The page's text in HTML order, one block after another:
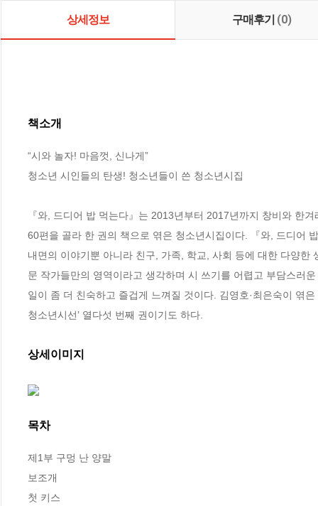
상세정보 구매후기 (0)
책소개
“시와 놀자! 마음껏, 신나게”
청소년 시인들의 탄생! 청소년들이 쓴 청소년시집
『와, 드디어 밥 먹는다』는 2013년부터 2017년까지 창비와 한
60편을 골라 한 권의 책으로 엮은 청소년시집이다. 『와, 드디어
내면의 이야기뿐 아니라 친구, 가족, 학교, 사회 등에 대한 다양
문 작가들만의 영역이라고 생각하며 시 쓰기를 어렵고 부담스러
일이 좀 더 친숙하고 즐겁게 느껴질 것이다. 김영호·최은숙이 엮
청소년시선’ 열다섯 번째 권이기도 하다.
상세이미지
목차
제1부 구멍 난 양말
보조개
첫 키스